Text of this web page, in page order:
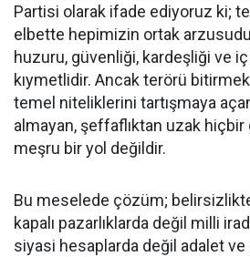
Partisi olarak ifade ediyoruz ki;
elbette hepimizin ortak
huzuru, güvenliği, kardeşliği ve iç
kıymetlidir. Ancak terörü
temel niteliklerini tartışmaya
almayan, şeffaflıktan uzak hiçbir
meşru bir yol değildir.
Bu meselede çözüm; belirsizlikte
kapalı pazarlıklarda değil milli
siyasi hesaplarda değil adalet